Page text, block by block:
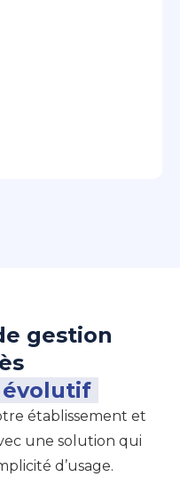
gestion
établissement et
une solution qui
d’usage.